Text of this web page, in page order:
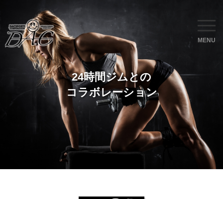
24時間ジムとの
コラボレーション
MENU